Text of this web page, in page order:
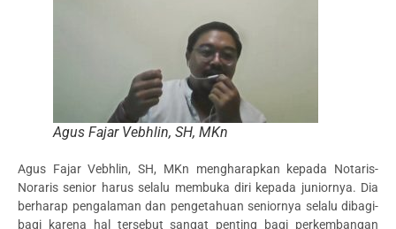
Agus Fajar Vebhlin, SH, MKn
Agus Fajar Vebhlin, SH, MKn mengharapkan kepada Notaris-
Noraris senior harus selalu membuka diri kepada juniornya. Dia
berharap pengalaman dan pengetahuan seniornya selalu dibagi-
bagi karena hal tersebut sangat penting bagi perkembangan